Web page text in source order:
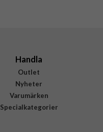
Handla
Outlet
Nyheter
Varumärken
Specialkategorier